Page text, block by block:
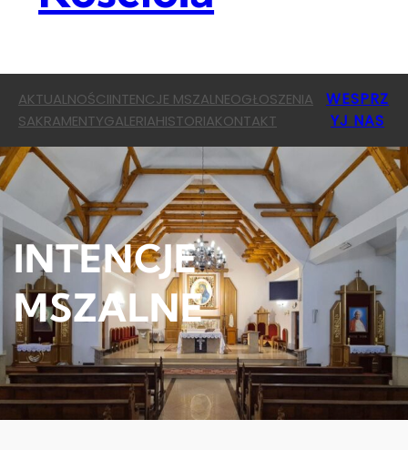
AKTUALNOŚCIINTENCJE MSZALNEOGŁOSZENIA
SAKRAMENTYGALERIAHISTORIAKONTAKT
WESPRZ
YJ NAS
INTENCJE
MSZALNE